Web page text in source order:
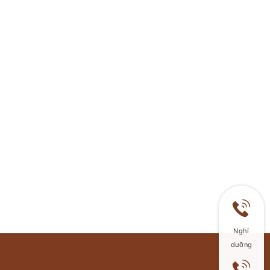
Nghỉ
dưỡng